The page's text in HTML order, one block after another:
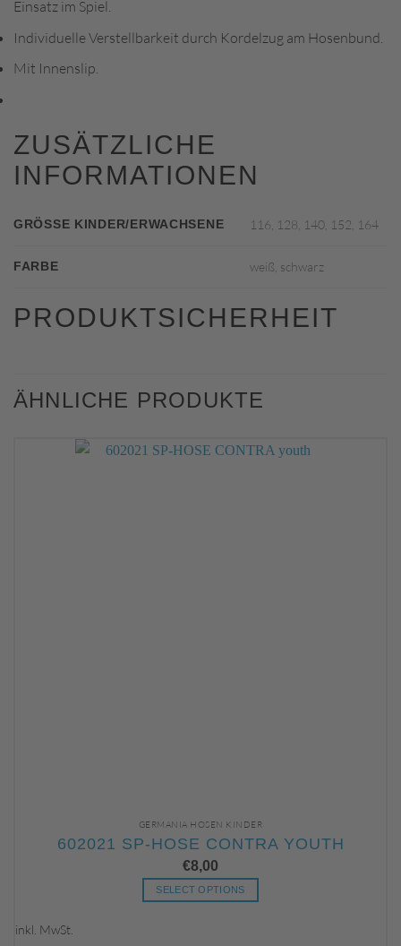
Einsatz im Spiel.
Individuelle Verstellbarkeit durch Kordelzug am Hosenbund.
Mit Innenslip.
ZUSÄTZLICHE
INFORMATIONEN
GRÖSSE KINDER/ERWACHSENE 116, 128, 140, 152, 164
FARBE weiß, schwarz
PRODUKTSICHERHEIT
ÄHNLICHE PRODUKTE
GERMANIA HOSEN KINDER
602021 SP-HOSE CONTRA YOUTH
€8,00
SELECT OPTIONS
inkl. MwSt.